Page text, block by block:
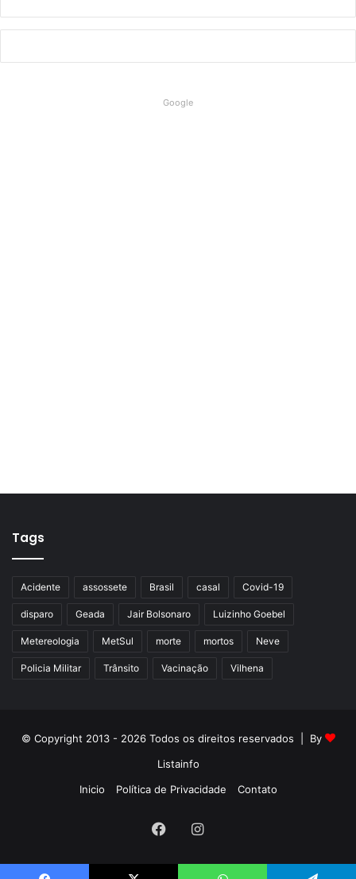
Google
Tags
Acidente assossete Brasil casal Covid-19
disparo Geada Jair Bolsonaro Luizinho Goebel
Metereologia MetSul morte mortos Neve
Policia Militar Trânsito Vacinação Vilhena
© Copyright 2013 - 2026 Todos os direitos reservados | By
Listainfo
Inicio
Política de Privacidade Contato
FacebookInstagram